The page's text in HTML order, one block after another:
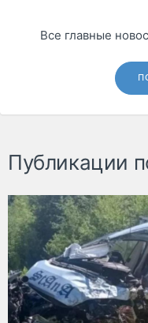
Все главные
Публикации